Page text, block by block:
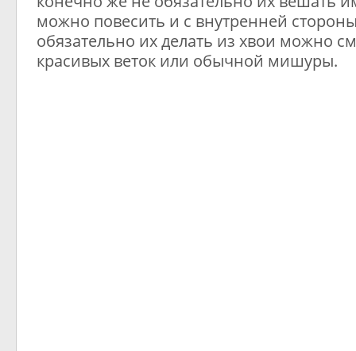
можно повесить и с внутренней
обязательно их делать из хвои можно
красивых веток или обычной мишуры.